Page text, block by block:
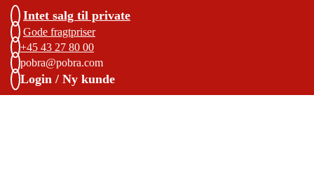
Intet salg til private
Gode fragtpriser
+45 43 27 80 00
pobra@pobra.com
Login / Ny kunde